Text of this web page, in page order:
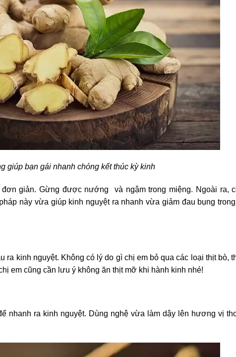
giúp bạn gái nhanh chóng kết thúc kỳ kinh
giản. Gừng được nướng và ngậm trong miệng. Ngoài ra,
này vừa giúp kinh nguyệt ra nhanh vừa giảm đau bụng
ra kinh nguyệt. Không có lý do gì chị em bỏ qua các loại thịt bò,
em cũng cần lưu ý không ăn thịt mỡ khi hành kinh nhé!
nhanh ra kinh nguyệt. Dùng nghệ vừa làm dậy lên hương vị